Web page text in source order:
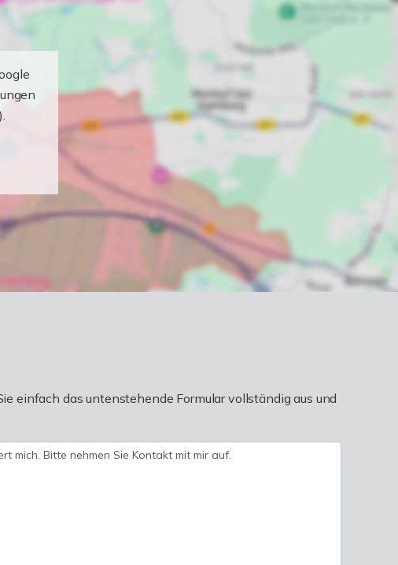
einfach das untenstehende Formular vollständig aus und